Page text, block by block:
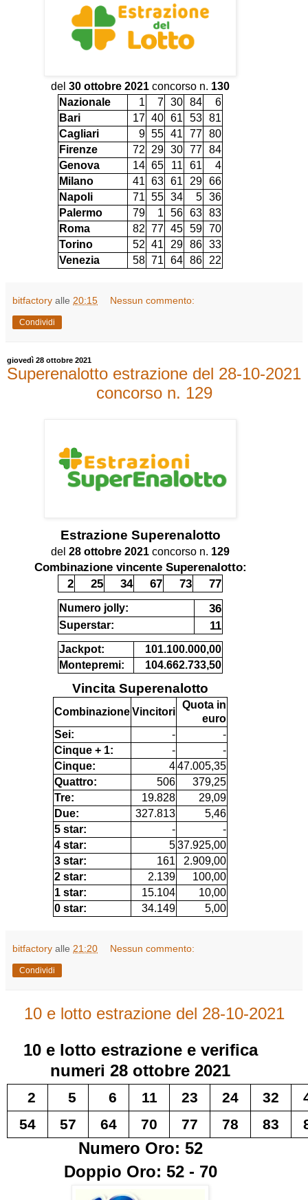
del 30 ottobre 2021 concorso n. 130
Nazionale
1 7 30 84
6
Bari
17 40 61 53 81
Cagliari
9 55 41 77 80
Firenze
72 29 30 77 84
Genova
14 65 11 61
4
Milano
41 63 61 29 66
Napoli
71 55 34 5 36
Palermo
79 1 56 63 83
Roma
82 77 45 59 70
Torino
52 41 29 86 33
Venezia
58 71 64 86 22
bitfactory alle 20:15 Nessun commento:
Condividi
giovedì 28 ottobre 2021
Superenalotto estrazione del 28-10-2021
concorso n. 129
Estrazione Superenalotto
del 28 ottobre 2021 concorso n. 129
Combinazione vincente Superenalotto:
2
25 34 67 73 77
Numero jolly: 36
Superstar: 11
Jackpot:
101.100.000,00
Montepremi:
104.662.733,50
Vincita Superenalotto
CombinazioneVincitori
Quota in
euro
Sei:
-
-
Cinque + 1:
-
-
Cinque:
447.005,35
Quattro:
506
379,25
Tre:
19.828
29,09
Due:
327.813
5,46
5 star:
-
-
4 star:
537.925,00
3 star:
161
2.909,00
2 star:
2.139
100,00
1 star:
15.104
10,00
0 star:
34.149 5,00
bitfactory alle 21:20 Nessun commento:
Condividi
10 e lotto estrazione del 28-10-2021
10 e lotto estrazione e verifica
numeri 28 ottobre 2021
2 5 6 11 23 24 32
54
57 64 70 77 78 83
Numero Oro: 52
Doppio Oro: 52 - 70